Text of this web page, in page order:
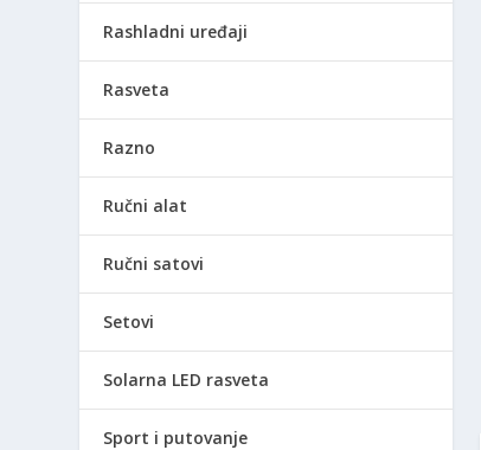
Rashladni uređaji
Rasveta
Razno
Ručni alat
Ručni satovi
Setovi
Solarna LED rasveta
Sport i putovanje